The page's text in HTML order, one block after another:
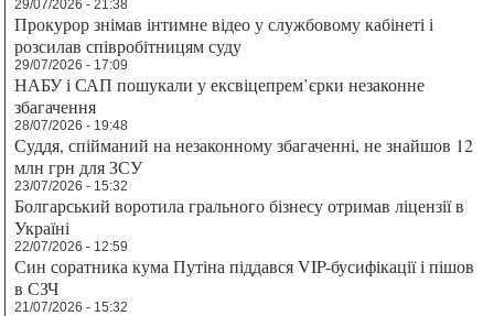
29/07/2026 - 21:38
Прокурор знімав інтимне відео у службовому кабінеті і
розсилав співробітницям суду
29/07/2026 - 17:09
НАБУ і САП пошукали у ексвіцепрем’єрки незаконне
збагачення
28/07/2026 - 19:48
Суддя, спійманий на незаконному збагаченні, не знайшов 12
млн грн для ЗСУ
23/07/2026 - 15:32
Болгарський воротила грального бізнесу отримав ліцензії в
Україні
22/07/2026 - 12:59
Син соратника кума Путіна піддався VIP-бусифікації і пішов
в СЗЧ
21/07/2026 - 15:32